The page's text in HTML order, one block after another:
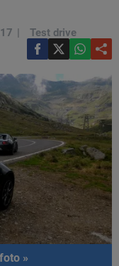
Test drive
»